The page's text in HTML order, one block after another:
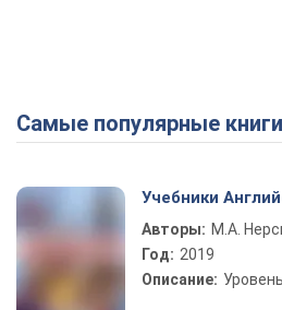
Самые популярные книги
Учебники
Авторы: М.А.
Год: 2019
Описание: